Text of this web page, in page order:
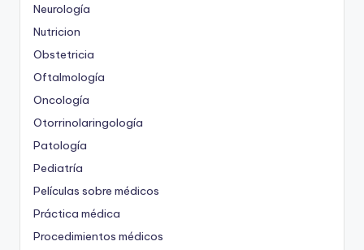
Neurología
Nutricion
Obstetricia
Oftalmología
Oncología
Otorrinolaringología
Patología
Pediatría
Películas sobre médicos
Práctica médica
Procedimientos médicos